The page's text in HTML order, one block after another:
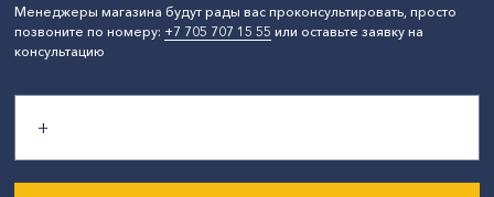
Менеджеры магазина будут рады вас проконсультировать, просто
позвоните по номеру: +7 705 707 15 55 или оставьте заявку на
консультацию